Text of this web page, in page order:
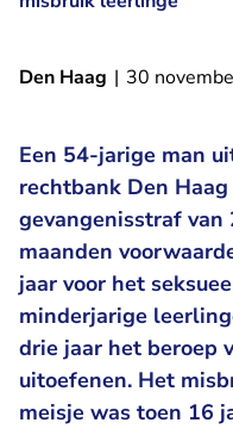
Den Haag | 30
Een 54-jarige man
rechtbank Den
gevangenisstraf van
maanden
jaar voor het
minderjarige
drie jaar het beroep
uitoefenen. Het
meisje was toen 16